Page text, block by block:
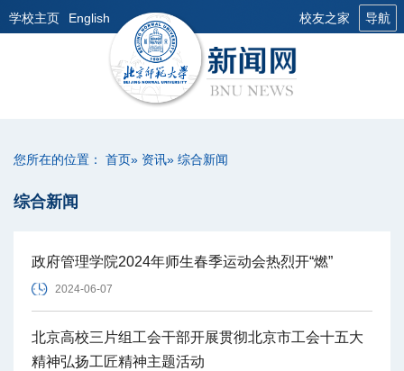
学校主页 English 校友之家 导航
您所在的位置： 首页» 资讯» 综合新闻
综合新闻
政府管理学院2024年师生春季运动会热烈开“燃”
2024-06-07
北京高校三片组工会干部开展贯彻北京市工会十五大
精神弘扬工匠精神主题活动